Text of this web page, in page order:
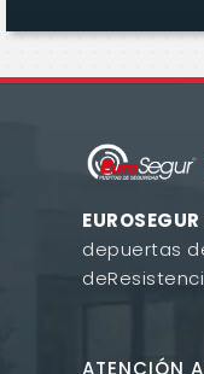
EUROSEGUR
depuertas
de